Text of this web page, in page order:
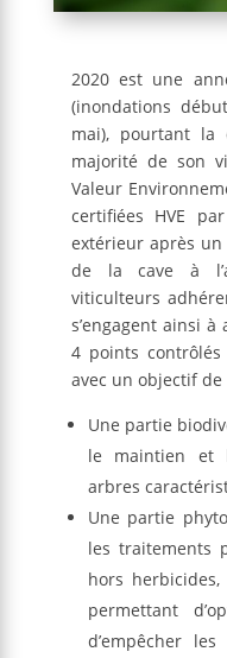
2020 est une
(inondations
mai), pourtant la
majorité de son
Valeur
certifiées HVE
extérieur après
de la cave à
viticulteurs
s’engagent ainsi
4 points
avec un objectif
Une partie
le maintien et
arbres
Une partie
les traitements
hors
permettant
d’empêcher